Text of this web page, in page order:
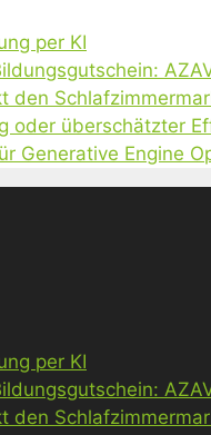
per KI
den
oder überschätzter
Generative Engine
per KI
den